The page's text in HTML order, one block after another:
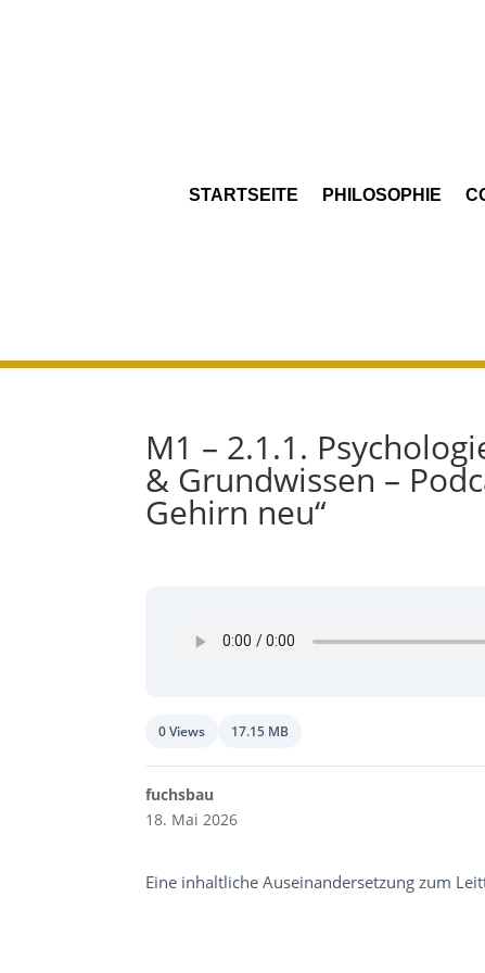
STARTSEITE PHILOSOPHIE
M1 – 2.1.1.
& Grundwissen –
Gehirn neu“
0 Views 17.15 MB
fuchsbau
18. Mai 2026
Eine inhaltliche Auseinandersetzung zum